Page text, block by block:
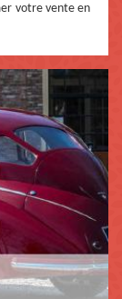
votre vente en